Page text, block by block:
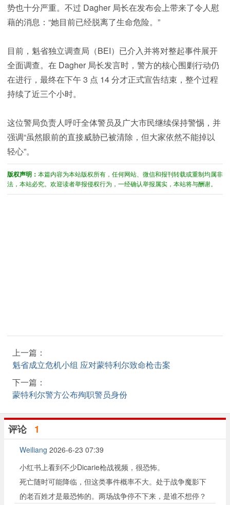
势也十分严重。不过 Dagher 局长在发布会上带来了令人慰
藉的消息：“她目前已经脱离了生命危险。”
目前，魁省独立调查局（BEI）已介入并将对整起事件展开
全面调查。在 Dagher 局长发言时，警方的核心围剿行动仍
在进行，最终在下午 3 点 14 分才正式宣告结束，整个过程
持续了近三个小时。
这位警局负责人呼吁全体警员及广大市民继续保持警惕，并
强调“虽然眼前的直接威胁已被清除，但大家依然不能掉以
轻心”。
版权声明： 本篇内容为本站版权所有，任何网站、微信和报刊转载或重制均属非
法，本站必究。欢迎读者举报侵权行为，一经确认举报属实，本站将与酬谢。
上一篇：
魁省成立危机小组 应对蒙特利尔致命枪击案
下一篇：
蒙特利尔警方公布殉职警员身份
评论 1
Weiliang 2026-6-23 07:39
小红书上看到不少Dicarie枪战视频，很恐怖。
死亡随时可能降临，但这类事件概率不大。处于战争魔影下
的老百姓才是最恐怖的。两场战争停不下来，是谁不想停？